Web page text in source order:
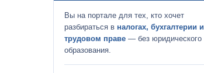
Вы на портале для тех, кто хочет
разбираться в налогах, бухгалтерии и
трудовом праве — без юридического
образования.